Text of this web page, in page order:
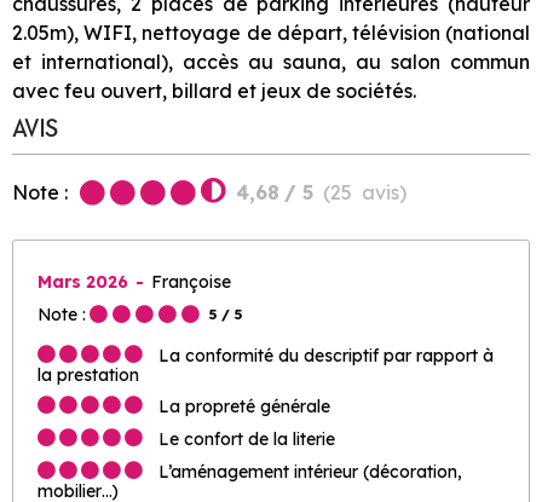
2.05m), WIFI, nettoyage de départ, télévision (national
et international), accès au sauna, au salon commun
avec feu ouvert, billard et jeux de sociétés.
AVIS
Note : 4,68 / 5 (25 avis)
Mars 2026
Françoise
Note :
5 / 5
La conformité du descriptif par rapport à
la prestation
La propreté générale
Le confort de la literie
L’aménagement intérieur (décoration,
mobilier…)